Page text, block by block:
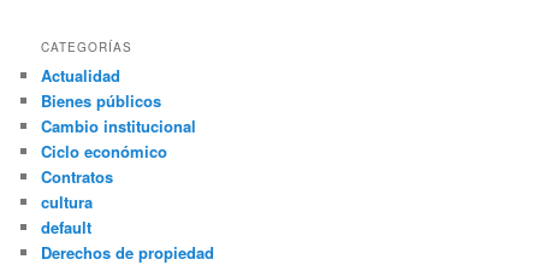
CATEGORÍAS
Actualidad
Bienes públicos
Cambio institucional
Ciclo económico
Contratos
cultura
default
Derechos de propiedad